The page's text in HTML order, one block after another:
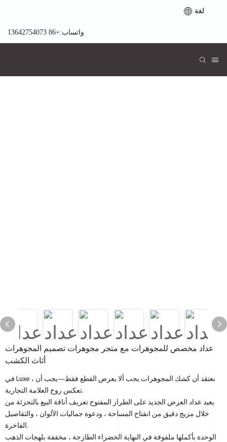
لغة
واتساب:+86 13642754073
عداد مخصص للمجوهرات مع متجر مجوهرات تصميم المجوهرات
أثاث الكشب
في Luxe ، نعتقد أن كشك المجوهرات يجب ألا يعرض القطع فقط—يجب أن
تعكس روح العلامة التجارية.
يعيد عداد العرض الجديد على الطراز المفتوح تعريف أناقة البيع بالتجزئة من
خلال مزيج دقيق من انفتاح المساحة ، ودعوة جماليات الألوان ، والتفاصيل
الفاخرة.
الوحدة بأكملها ملفوفة في النهاية الخضراء الطازجة ، مخففة بلهجات الذهب